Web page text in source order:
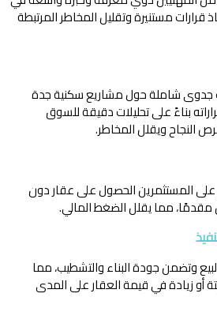
قرارات مستنيرة وتقليل المخاطر المرتبطة
جدوى شاملة حول مشاريع سكنية جدة
بناءً على تحليلات دقيقة للسوق
النجاح ويقلل المخاطر.
المستثمرين الحصول على عقار دون
مقدمًا، مما يقلل الضغط المالي.
وتضمن جودة البناء والتشطيب، مما
أو زيادة في قيمة العقار على المدى